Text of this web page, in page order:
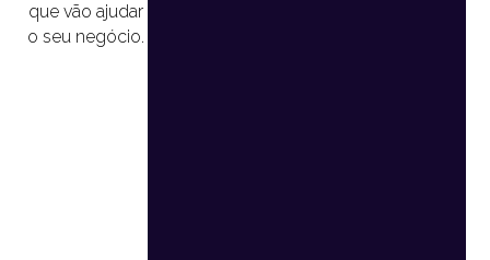
que vão ajudar
o seu negócio.